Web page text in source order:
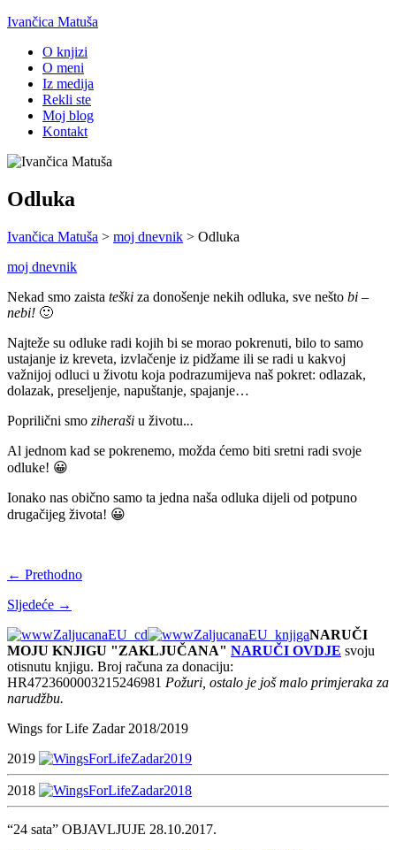
Ivančica Matuša
O knjizi
O meni
Iz medija
Rekli ste
Moj blog
Kontakt
Odluka
Ivančica Matuša > moj dnevnik > Odluka
moj dnevnik
Nekad smo zaista teški za donošenje nekih odluka, sve nešto bi –
nebi! 🙂
Najteže su odluke radi kojih bi se morao pokrenuti, bilo to samo
ustajanje iz kreveta, izvlačenje iz pidžame ili se radi u kakvoj
važnijoj odluci u životu koja podrazumijeva naš pokret: odlazak,
dolazak, preseljenje, napuštanje, spajanje…
Poprilični smo ziheraši u životu...
Al jednom kad se pokrenemo, možda ćemo biti sretni radi svoje
odluke! 😀
Ionako nas obično samo ta jedna naša odluka dijeli od potpuno
drugačijeg života! 😀
← Prethodno
Sljedeće →
NARUČI
MOJU KNJIGU "ZAKLJUČANA" NARUČI OVDJE svoju
otisnutu knjigu. Broj računa za donaciju:
HR4723600003215246981 Požuri, ostalo je još malo primjeraka za
narudžbu.
Wings for Life Zadar 2018/2019
2019
2018
“24 sata” OBJAVLJUJE 28.10.2017.